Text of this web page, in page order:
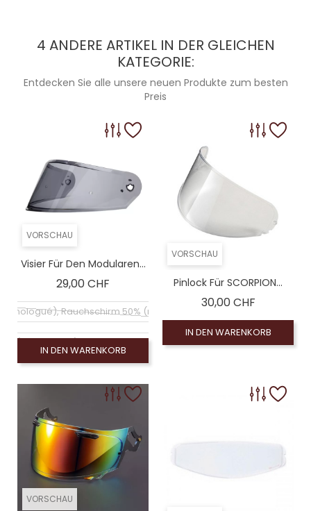
Coloré (non homologué), Leinwand Rauch 100%
Coloré (non homologué)
4 ANDERE ARTIKEL IN DER GLEICHEN
KATEGORIE:
Entdecken Sie alle unsere neuen Produkte zum besten
Preis
VORSCHAU
Visier Für Den Modularen...
29,00 CHF
Rauchschirm 50% (non homologué)
(homologué), Visiére homologuée (EXE-2206)
IN DEN WARENKORB
VORSCHAU
Pinlock Für SCORPION...
30,00 CHFPreis
IN DEN WARENKORB
VORSCHAU